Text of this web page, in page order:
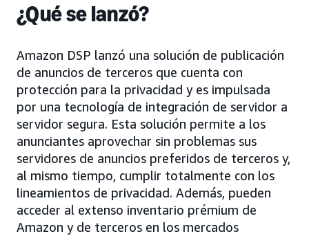
¿Qué se lanzó?
Amazon DSP lanzó una solución de publicación
de anuncios de terceros que cuenta con
protección para la privacidad y es impulsada
por una tecnología de integración de servidor a
servidor segura. Esta solución permite a los
anunciantes aprovechar sin problemas sus
servidores de anuncios preferidos de terceros y,
al mismo tiempo, cumplir totalmente con los
lineamientos de privacidad. Además, pueden
acceder al extenso inventario prémium de
Amazon y de terceros en los mercados